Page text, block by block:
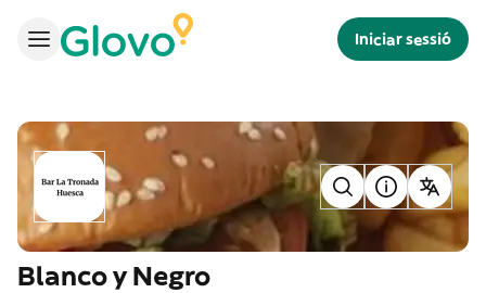
Iniciar sessió
Blanco y Negro